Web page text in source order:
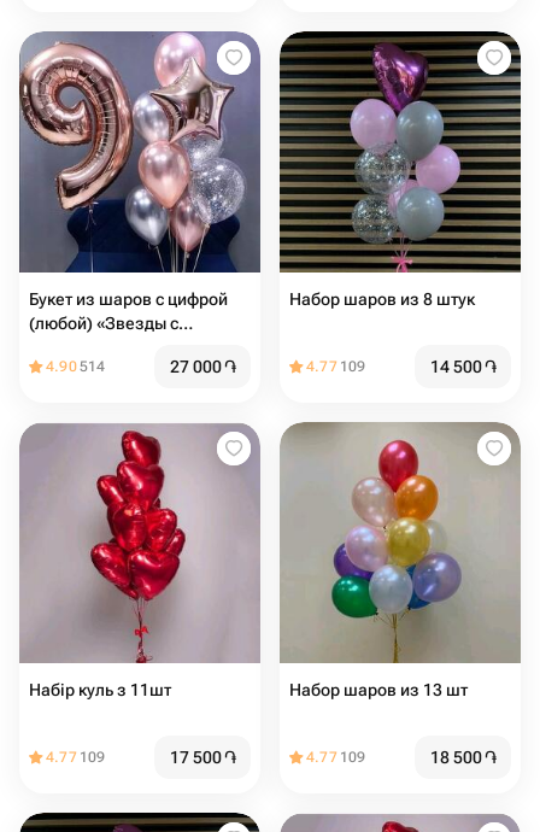
Букет из шаров с цифрой
(любой) «Звезды с
4.90514 27 000֏
Набор шаров из 8 штук
4.77 109 14 500֏
Набір куль з 11шт
4.77 109 17 500֏
Набор шаров из 13 шт
4.77 109 18 500֏